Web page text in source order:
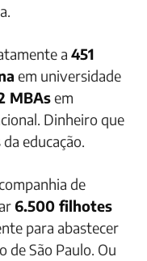
a 451
em universidade
MBAsem
Dinheiro que
educação.
de
6.500 filhotes
para abastecer
de São Paulo. Ou